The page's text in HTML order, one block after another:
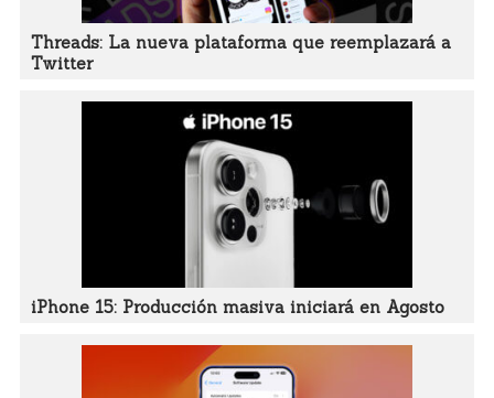
Threads: La nueva plataforma que reemplazará a
Twitter
iPhone 15: Producción masiva iniciará en Agosto